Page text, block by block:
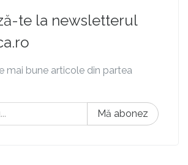
te la newsletterul
mai bune articole din partea
Mă abonez